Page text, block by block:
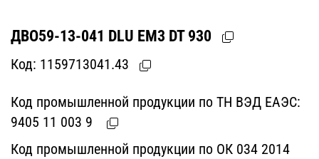
ДВО59-13-041 DLU EM3 DT 930
Код: 1159713041.43
Код промышленной продукции по ТН ВЭД ЕАЭС:
9405 11 003 9
Код промышленной продукции по ОК 034 2014